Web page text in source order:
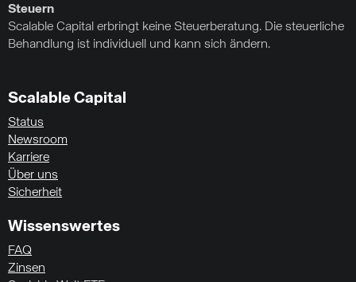
Steuern
Scalable Capital erbringt keine Steuerberatung. Die steuerliche
Behandlung ist individuell und kann sich ändern.
Scalable Capital
Status
Newsroom
Karriere
Über uns
Sicherheit
Wissenswertes
FAQ
Zinsen